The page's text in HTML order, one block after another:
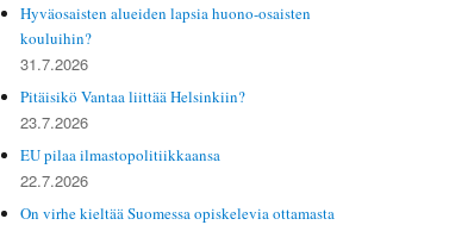
Hyväosaisten alueiden lapsia huono-osaisten
kouluihin?
31.7.2026
Pitäisikö Vantaa liittää Helsinkiin?
23.7.2026
EU pilaa ilmastopolitiikkaansa
22.7.2026
On virhe kieltää Suomessa opiskelevia ottamasta